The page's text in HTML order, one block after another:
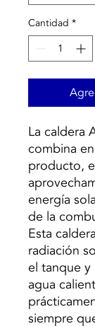
Cantidad *
La caldera
combina
producto,
energía
de la
Esta
radiación
el tanque
agua
siempre